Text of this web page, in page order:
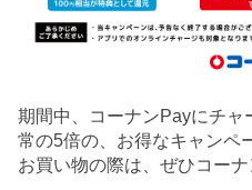
期間中、コーナンPayにチャ
常の5倍の、お得なキャンペ
お買い物の際は、ぜひコー